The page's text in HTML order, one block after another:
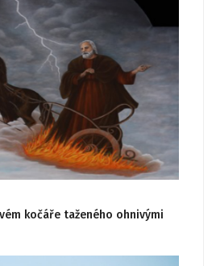
kočáře taženého ohnivými